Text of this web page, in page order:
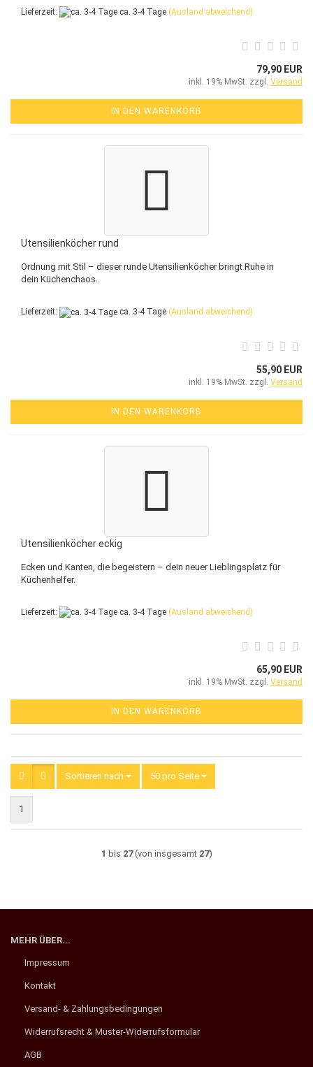
Lieferzeit: ca. 3-4 Tage (Ausland abweichend)
79,90 EUR
inkl. 19% MwSt. zzgl. Versand
IN DEN WARENKORB
Utensilienköcher rund
Ordnung mit Stil – dieser runde Utensilienköcher bringt Ruhe in
dein Küchenchaos.
Lieferzeit: ca. 3-4 Tage (Ausland abweichend)
55,90 EUR
inkl. 19% MwSt. zzgl. Versand
IN DEN WARENKORB
Utensilienköcher eckig
Ecken und Kanten, die begeistern – dein neuer Lieblingsplatz für
Küchenhelfer.
Lieferzeit: ca. 3-4 Tage (Ausland abweichend)
65,90 EUR
inkl. 19% MwSt. zzgl. Versand
IN DEN WARENKORB
Sortieren nach
Sortieren nach 50 pro Seite
pro Seite
1
1 bis 27(von insgesamt 27)
MEHR ÜBER...
Impressum
Kontakt
Versand- & Zahlungsbedingungen
Widerrufsrecht & Muster-Widerrufsformular
AGB